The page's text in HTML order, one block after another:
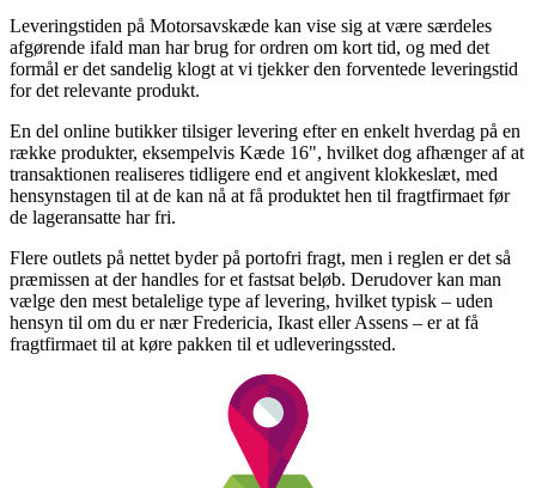
Leveringstiden på Motorsavskæde kan vise sig at være særdeles
afgørende ifald man har brug for ordren om kort tid, og med det
formål er det sandelig klogt at vi tjekker den forventede leveringstid
for det relevante produkt.
En del online butikker tilsiger levering efter en enkelt hverdag på en
række produkter, eksempelvis Kæde 16", hvilket dog afhænger af at
transaktionen realiseres tidligere end et angivent klokkeslæt, med
hensynstagen til at de kan nå at få produktet hen til fragtfirmaet før
de lageransatte har fri.
Flere outlets på nettet byder på portofri fragt, men i reglen er det så
præmissen at der handles for et fastsat beløb. Derudover kan man
vælge den mest betalelige type af levering, hvilket typisk – uden
hensyn til om du er nær Fredericia, Ikast eller Assens – er at få
fragtfirmaet til at køre pakken til et udleveringssted.